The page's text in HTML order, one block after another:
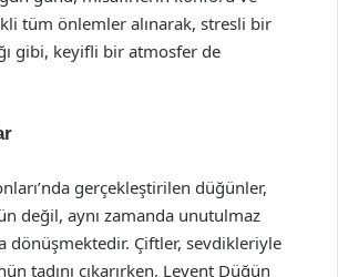
tüm önlemler alınarak, stresli bir
gibi, keyifli bir atmosfer de
gerçekleştirilen düğünler,
değil, aynı zamanda unutulmaz
dönüşmektedir. Çiftler, sevdikleriyle
tadını çıkarırken, Levent Düğün